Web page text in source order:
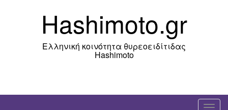
Hashimoto.gr
Ελληνική κοινότητα θυρεοειδίτιδας
Hashimoto